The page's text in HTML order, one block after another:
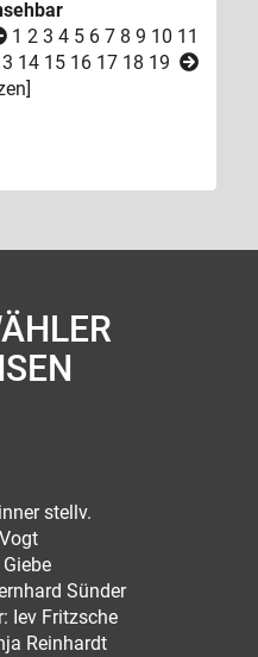
1 2 3 4 5 6 7 8 9 10 11
14 15 16 17 18 19
]
stellv.
Sünder
Iev Fritzsche
Reinhardt